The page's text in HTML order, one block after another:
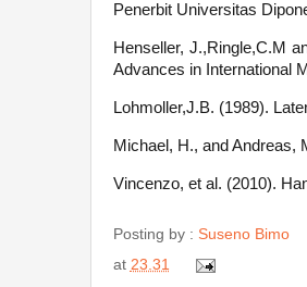
Penerbit Universitas
Henseller, J.,Ringle,C.M
Advances in International
Lohmoller,J.B. (1989).
Michael, H., and Andreas,
Vincenzo, et al. (2010).
Posting by : Suseno Bimo
at 23.31